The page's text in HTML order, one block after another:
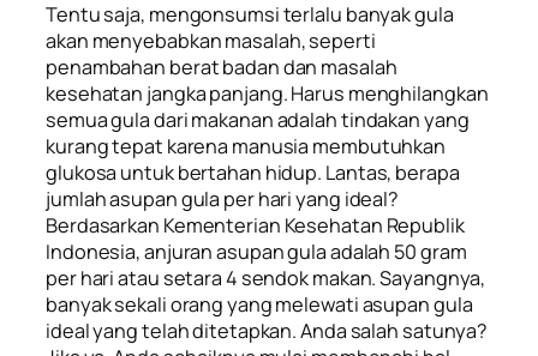
Tentu saja, mengonsumsi terlalu banyak gula
akan menyebabkan masalah, seperti
penambahan berat badan dan masalah
kesehatan jangka panjang. Harus menghilangkan
semua gula dari makanan adalah tindakan yang
kurang tepat karena manusia membutuhkan
glukosa untuk bertahan hidup. Lantas, berapa
jumlah asupan gula per hari yang ideal?
Berdasarkan Kementerian Kesehatan Republik
Indonesia, anjuran asupan gula adalah 50 gram
per hari atau setara 4 sendok makan. Sayangnya,
banyak sekali orang yang melewati asupan gula
ideal yang telah ditetapkan. Anda salah satunya?